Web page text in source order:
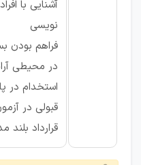
آشنایی با
نویسی
فراهم بودن
در محیطی
استخدام در
قبولی در
قرارداد بلند